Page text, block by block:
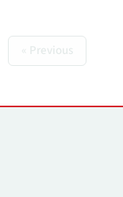
« Previous